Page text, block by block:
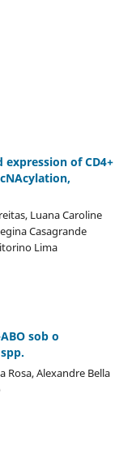
of CD4+
Luana Caroline
Casagrande
Lima
sob o
Rosa, Alexandre Bella